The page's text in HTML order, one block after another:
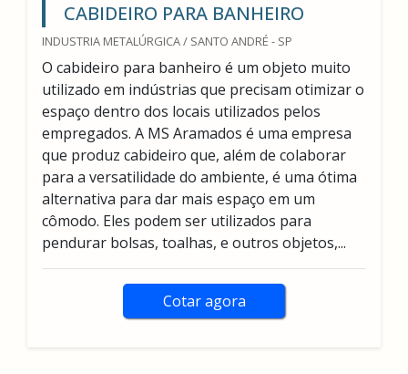
CABIDEIRO PARA BANHEIRO
INDUSTRIA METALÚRGICA / SANTO ANDRÉ - SP
O cabideiro para banheiro é um objeto muito
utilizado em indústrias que precisam otimizar o
espaço dentro dos locais utilizados pelos
empregados. A MS Aramados é uma empresa
que produz cabideiro que, além de colaborar
para a versatilidade do ambiente, é uma ótima
alternativa para dar mais espaço em um
cômodo. Eles podem ser utilizados para
pendurar bolsas, toalhas, e outros objetos,...
Cotar agora